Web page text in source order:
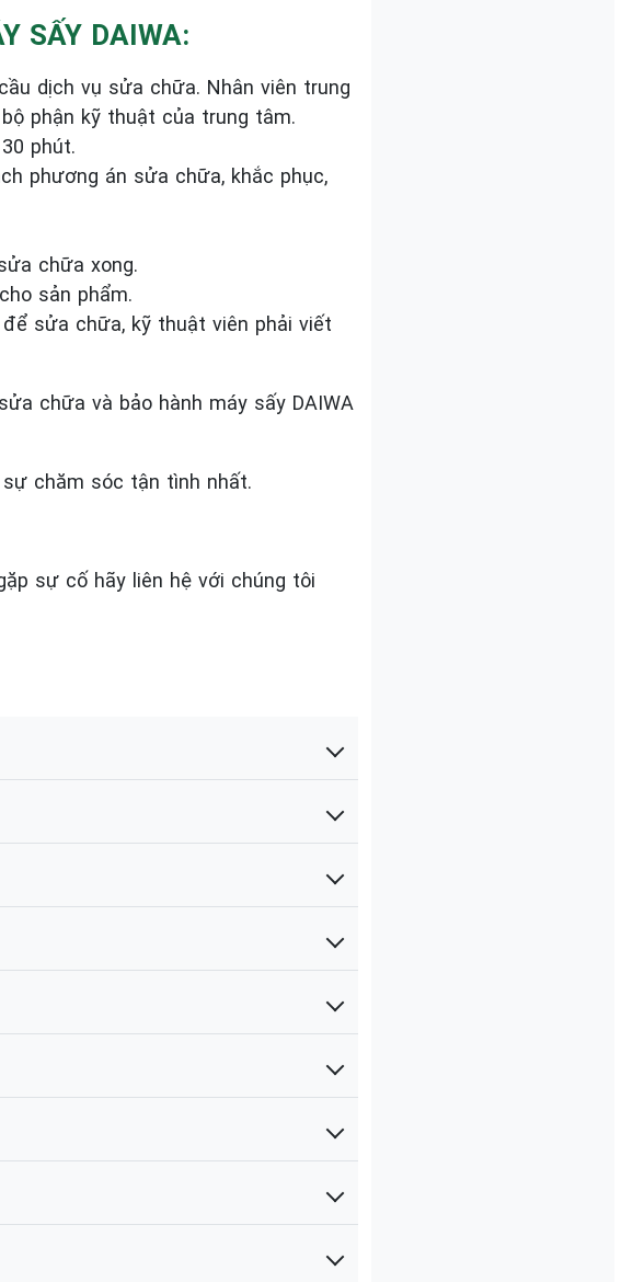
SẤY DAIWA:
dịch vụ sửa chữa. Nhân viên trung
phận kỹ thuật của trung tâm.
phút.
phương án sửa chữa, khắc phục,
chữa xong.
sản phẩm.
sửa chữa, kỹ thuật viên phải viết
chữa và bảo hành máy sấy DAIWA
chăm sóc tận tình nhất.
sự cố hãy liên hệ với chúng tôi